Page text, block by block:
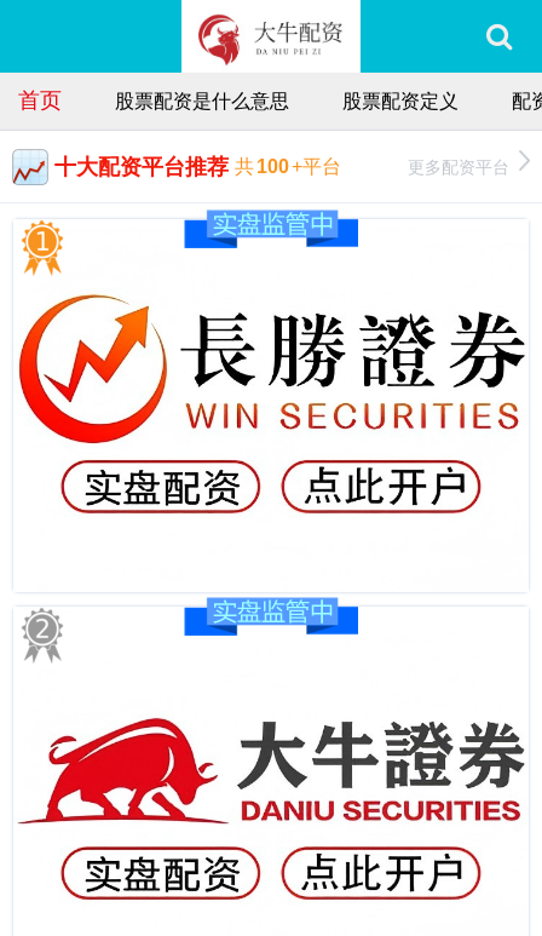
首页 股票配资是什么意思 股票配资定义 配
十大配资平台推荐 共100+平台 更多配资平台